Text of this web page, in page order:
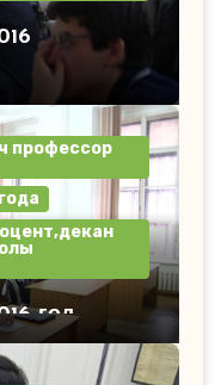
профессор
год.